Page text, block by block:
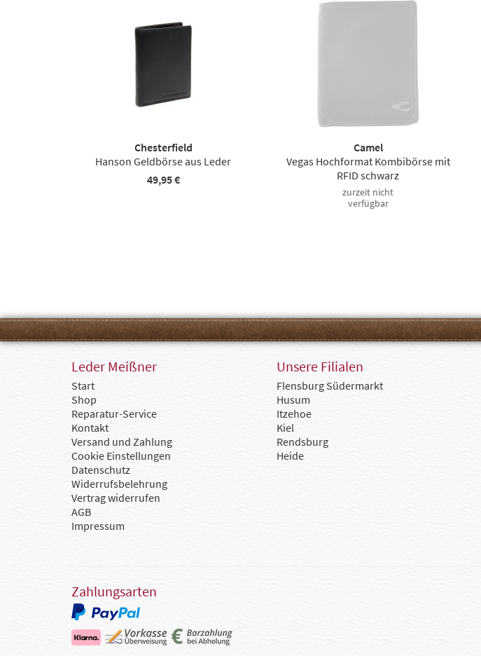
Chesterfield
Hanson Geldbörse aus Leder
49,95 €
Camel
Vegas Hochformat Kombibörse mit
RFID schwarz
zurzeit nicht
verfügbar
Leder Meißner
Start
Shop
Reparatur-Service
Kontakt
Versand und Zahlung
Cookie Einstellungen
Datenschutz
Widerrufsbelehrung
Vertrag widerrufen
AGB
Impressum
Unsere Filialen
Flensburg Südermarkt
Husum
Itzehoe
Kiel
Rendsburg
Heide
Zahlungsarten